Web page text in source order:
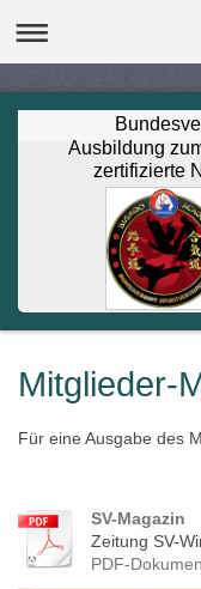
Ausbildung
zertifizierte
Mitglieder-
Für eine Ausgabe des
SV-Magazin
Zeitung SV-
PDF-